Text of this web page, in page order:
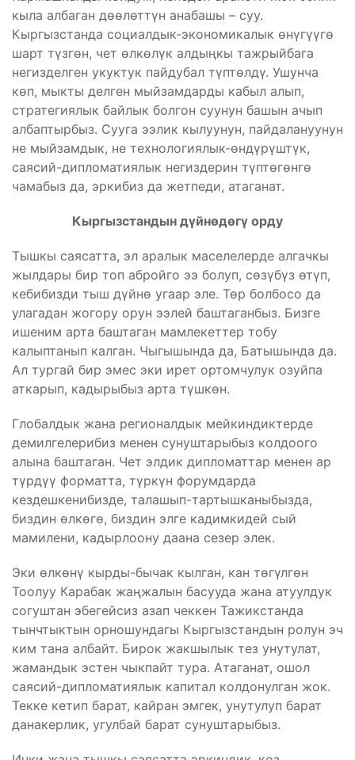
кыла албаган дөөлөттүн анабашы – суу.
Кыргызстанда социалдык-экономикалык өнүгүүгө
шарт түзгөн, чет өлкөлүк алдыңкы тажрыйбага
негизделген укуктук пайдубал түптөлдү. Ушунча
көп, мыкты делген мыйзамдарды кабыл алып,
стратегиялык байлык болгон суунун башын ачып
албаптырбыз. Сууга ээлик кылуунун, пайдалануунун
не мыйзамдык, не технологиялык-өндүрүштүк,
саясий-дипломатиялык негиздерин түптөгөнгө
чамабыз да, эркибиз да жетпеди, атаганат.
Кыргызстандын дүйнөдөгү орду
Тышкы саясатта, эл аралык маселелерде алгачкы
жылдары бир топ абройго ээ болуп, сөзүбүз өтүп,
кебибизди тыш дүйнө угаар эле. Төр болбосо да
улагадан жогору орун ээлей баштаганбыз. Бизге
ишеним арта баштаган мамлекеттер тобу
калыптанып калган. Чыгышында да, Батышында да.
Ал тургай бир эмес эки ирет ортомчулук озуйпа
аткарып, кадырыбыз арта түшкөн.
Глобалдык жана регионалдык мейкиндиктерде
демилгелерибиз менен сунуштарыбыз колдоого
алына баштаган. Чет элдик дипломаттар менен ар
түрдүү форматта, түркүн форумдарда
кездешкенибизде, талашып-тартышканыбызда,
биздин өлкөгө, биздин элге кадимкидей сый
мамилени, кадырлоону даана сезер элек.
Эки өлкөнү кырды-бычак кылган, кан төгүлгөн
Тоолуу Карабак жаңжалын басууда жана атуулдук
согуштан эбегейсиз азап чеккен Тажикстанда
тынчтыктын орношундагы Кыргызстандын ролун эч
ким тана албайт. Бирок жакшылык тез унутулат,
жамандык эстен чыкпайт тура. Атаганат, ошол
саясий-дипломатиялык капитал колдонулган жок.
Текке кетип барат, кайран эмгек, унутулуп барат
данакерлик, угулбай барат сунуштарыбыз.